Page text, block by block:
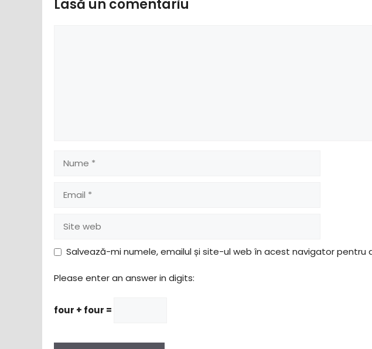
Lasă un comentariu
web
Salvează-mi numele, emailul și site-ul web în acest navigator
Please enter an answer in digits:
four + four =